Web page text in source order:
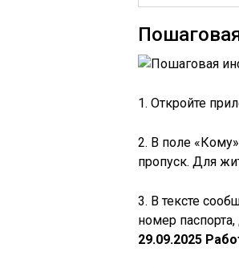
1. Откройте
2. В поле
пропуск. Для
3. В тексте
номер
29.09.2025